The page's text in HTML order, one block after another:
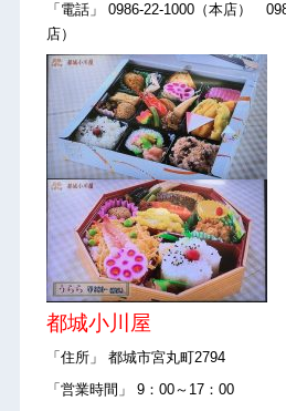
「電話」 0986-22-1000（本店）
店）
都城小川屋
「住所」 都城市宮丸町2794
「営業時間」 9：00～17：00